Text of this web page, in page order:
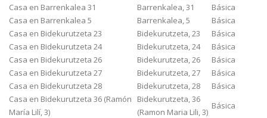
Casa en Barrenkalea 31
Barrenkalea, 31
Básica
Casa en Barrenkalea 5
Barrenkalea, 5
Básica
Casa en Bidekurutzeta 23
Bidekurutzeta, 23
Básica
Casa en Bidekurutzeta 24
Bidekurutzeta, 24
Básica
Casa en Bidekurutzeta 26
Bidekurutzeta, 26
Básica
Casa en Bidekurutzeta 27
Bidekurutzeta, 27
Básica
Casa en Bidekurutzeta 28
Bidekurutzeta, 28
Básica
Casa en Bidekurutzeta 36 (Ramón
María Lilí, 3)
Bidekurutzeta, 36
(Ramon Maria Lili, 3)
Básica